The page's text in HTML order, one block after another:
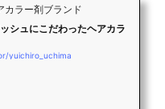
カラー剤ブランド
シュにこだわったヘアカラ
yuichiro_uchima